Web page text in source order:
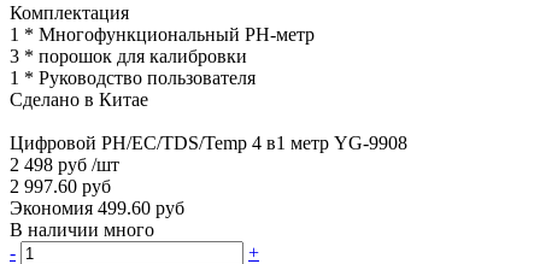
Комплектация
1 * Многофункциональный PH-метр
3 * порошок для калибровки
1 * Руководство пользователя
Сделано в Китае
Цифровой PH/EC/TDS/Temp 4 в1 метр YG-9908
2 498 руб /шт
2 997.60 руб
Экономия 499.60 руб
В наличии много
-
+